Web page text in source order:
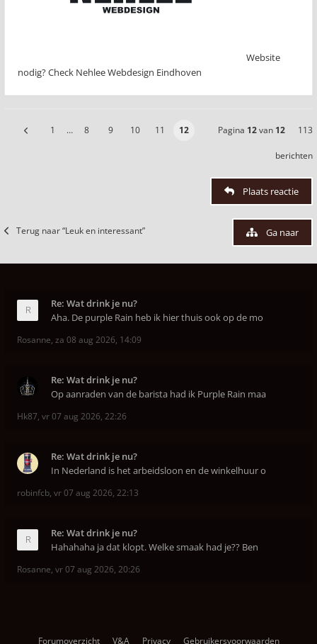
Website
nodig? Check Nehlee Webdesign Eindhoven
1 … 8 9 10 11 12 Pagina 12van 12 113
berichten
Plaats reactie
Terug naar “Leuk en interessant” Ga naar
Re: Wat drink je nu?
Aha. De purple Rain heb ik hier thuis ook op de mo
Rosanne, za 08 aug 2026, 14:09
Re: Wat drink je nu?
Op aanraden van de barista had ik Purple Rain maa
Hk87, vr 07 aug 2026, 22:26
Re: Wat drink je nu?
In Nederland is het arbeidsloon en de winkelhuur o
robinfcb, vr 07 aug 2026, 22:13
Re: Wat drink je nu?
Hahahaha ja dat klopt. Welke smaak had je?? Ben
Rosanne, vr 07 aug 2026, 20:26
Forumoverzicht V&A Privacy Gebruikersvoorwaarden